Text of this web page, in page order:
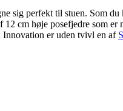
sig perfekt til stuen. Som
12 cm høje posefjedre som
Innovation er uden tvivl en af